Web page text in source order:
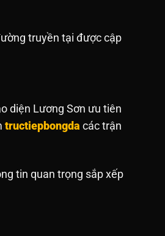
truyền tại được cập
diện Lương Sơn ưu tiên
tructiepbongda các trận
tin quan trọng sắp xếp